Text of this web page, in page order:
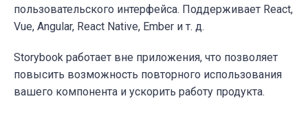
пользовательского интерфейса. Поддерживает React,
Vue, Angular, React Native, Ember и т. д.
Storybook работает вне приложения, что позволяет
повысить возможность повторного использования
вашего компонента и ускорить работу продукта.